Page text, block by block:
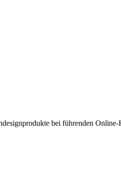
bei führenden